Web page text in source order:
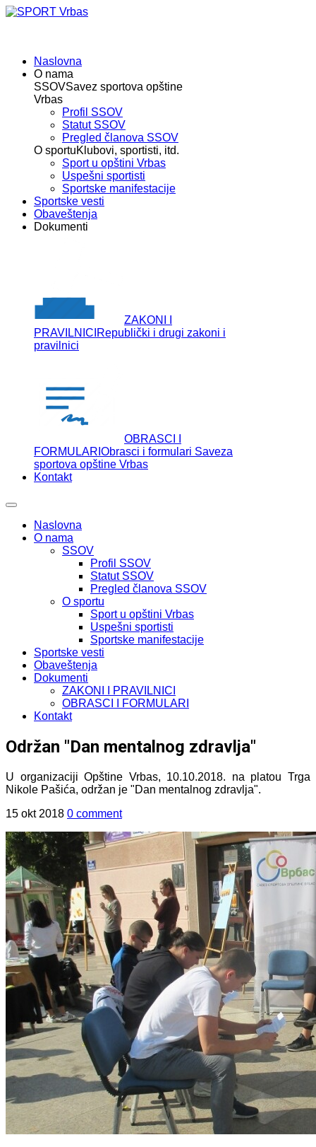
Naslovna
O nama
SSOVSavez sportova opštine
Vrbas
Profil SSOV
Statut SSOV
Pregled članova SSOV
O sportuKlubovi, sportisti, itd.
Sport u opštini Vrbas
Uspešni sportisti
Sportske manifestacije
Sportske vesti
Obaveštenja
Dokumenti
ZAKONI I
PRAVILNICI Republički i drugi zakoni i
pravilnici
OBRASCI I
FORMULARI Obrasci i formulari Saveza
sportova opštine Vrbas
Kontakt
Naslovna
O nama
SSOV
Profil SSOV
Statut SSOV
Pregled članova SSOV
O sportu
Sport u opštini Vrbas
Uspešni sportisti
Sportske manifestacije
Sportske vesti
Obaveštenja
Dokumenti
ZAKONI I PRAVILNICI
OBRASCI I FORMULARI
Kontakt
Održan "Dan mentalnog zdravlja"
U organizaciji Opštine Vrbas, 10.10.2018. na platou Trga
Nikole Pašića, održan je "Dan mentalnog zdravlja".
15 okt 2018 0 comment